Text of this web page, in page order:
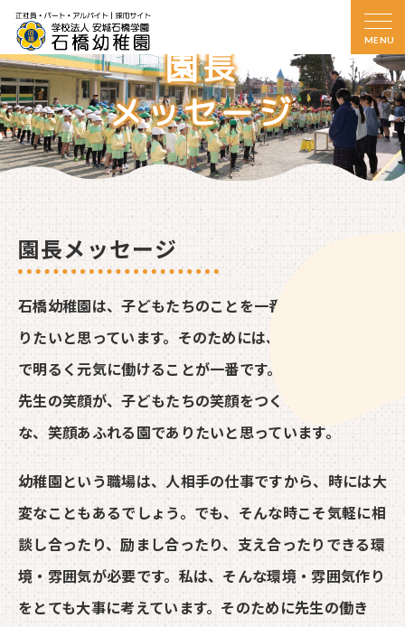
テ
ン
ツ
へ
移
動
MENU
園長
メッセージ
園長メッセージ
石橋幼稚園は、子どもたちのことを一番に考える園であ
りたいと思っています。そのためには、先生たちが健康
で明るく元気に働けることが一番です。
先生の笑顔が、子どもたちの笑顔をつくります。そん
な、笑顔あふれる園でありたいと思っています。
幼稚園という職場は、人相手の仕事ですから、時には大
変なこともあるでしょう。でも、そんな時こそ気軽に相
談し合ったり、励まし合ったり、支え合ったりできる環
境・雰囲気が必要です。私は、そんな環境・雰囲気作り
をとても大事に考えています。そのために先生の働き